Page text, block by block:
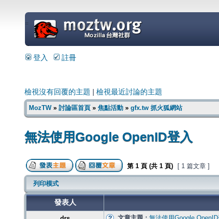
=
登入 註冊
檢視沒有回覆的主題 檢視最近討論的主題
MozTW» 討論區首頁 » 焦點活動 » gfx.tw 抓火狐網站
無法使用Google OpenID登入
第 1 頁 (共 1 頁) [ 1 篇文章 ]
列印模式
發表人